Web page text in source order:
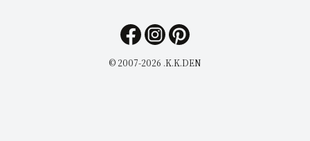
© 2007-2026 .K.K.DEN